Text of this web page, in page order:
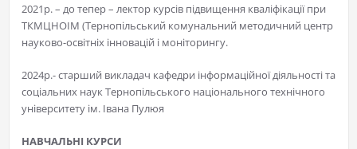
2021р. – до тепер – лектор курсів підвищення кваліфікації при
ТКМЦНОІМ (Тернопільський комунальний методичний центр
науково-освітніх інновацій і моніторингу.
2024р.- старший викладач кафедри інформаційної діяльності та
соціальних наук Тернопільського національного технічного
університету ім. Івана Пулюя
НАВЧАЛЬНІ КУРСИ